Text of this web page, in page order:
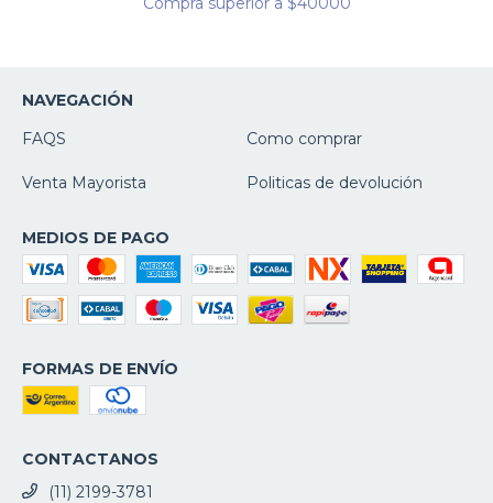
NAVEGACIÓN
FAQS
Como comprar
Venta Mayorista Politicas de devolución
MEDIOS DE PAGO
FORMAS DE ENVÍO
CONTACTANOS
(11) 2199-3781